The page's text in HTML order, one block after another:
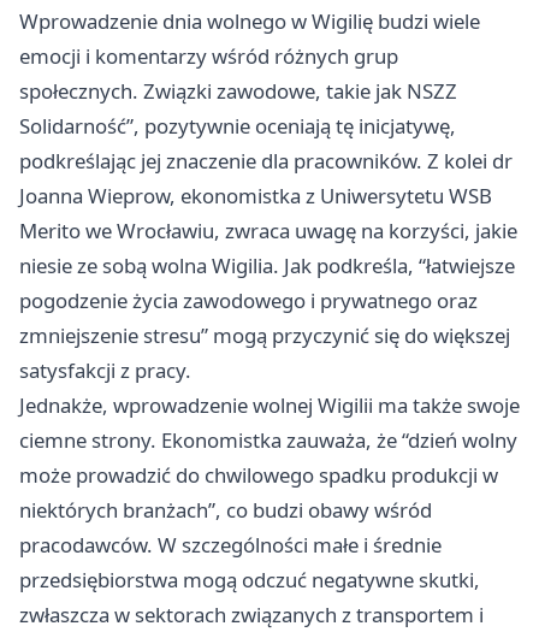
Wprowadzenie dnia wolnego w Wigilię budzi wiele
emocji i komentarzy wśród różnych grup
społecznych. Związki zawodowe, takie jak NSZZ
Solidarność”, pozytywnie oceniają tę inicjatywę,
podkreślając jej znaczenie dla pracowników. Z kolei dr
Joanna Wieprow, ekonomistka z Uniwersytetu WSB
Merito we Wrocławiu, zwraca uwagę na korzyści, jakie
niesie ze sobą wolna Wigilia. Jak podkreśla, “łatwiejsze
pogodzenie życia zawodowego i prywatnego oraz
zmniejszenie stresu” mogą przyczynić się do większej
satysfakcji z pracy.
Jednakże, wprowadzenie wolnej Wigilii ma także swoje
ciemne strony. Ekonomistka zauważa, że “dzień wolny
może prowadzić do chwilowego spadku produkcji w
niektórych branżach”, co budzi obawy wśród
pracodawców. W szczególności małe i średnie
przedsiębiorstwa mogą odczuć negatywne skutki,
zwłaszcza w sektorach związanych z transportem i